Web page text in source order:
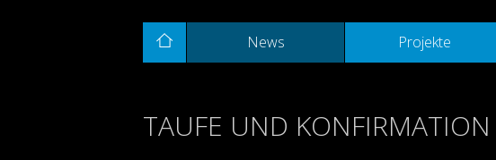
News Projekte
TAUFE UND